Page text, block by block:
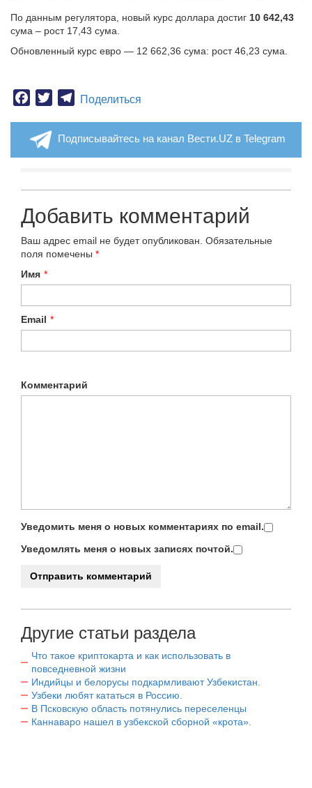
По данным регулятора, новый курс доллара достиг 10 642,43
сума – рост 17,43 сума.
Обновленный курс евро — 12 662,36 сума: рост 46,23 сума.
Facebook
TwitterTelegram
Поделиться
Подписывайтесь на канал Вести.UZ в Telegram
Добавить комментарий
Ваш адрес email не будет опубликован. Обязательные
поля помечены *
Имя *
Email *
Комментарий
Уведомить меня о новых комментариях по email.
Уведомлять меня о новых записях почтой.
Другие статьи раздела
Что такое криптокарта и как использовать в
повседневной жизни
Индийцы и белорусы подкармливают Узбекистан.
Узбеки любят кататься в Россию.
В Псковскую область потянулись переселенцы
Каннаваро нашел в узбекской сборной «крота».